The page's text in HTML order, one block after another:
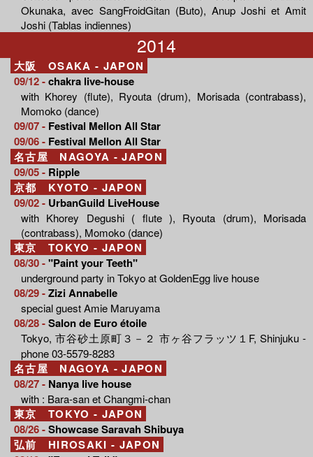
Okunaka, avec SangFroidGitan (Buto), Anup Joshi et Amit
Joshi (Tablas indiennes)
2014
大阪 OSAKA - JAPON
09/12 -chakra live-house
with Khorey (flute), Ryouta (drum), Morisada (contrabass),
Momoko (dance)
09/07 - Festival Mellon All Star
09/06 - Festival Mellon All Star
名古屋 NAGOYA - JAPON
09/05 - Ripple
京都 KYOTO - JAPON
09/02 - UrbanGuild LiveHouse
with Khorey Degushi ( flute ), Ryouta (drum), Morisada
(contrabass), Momoko (dance)
東京 TOKYO - JAPON
08/30 -"Paint your Teeth"
underground party in Tokyo at GoldenEgg live house
08/29 -Zizi Annabelle
special guest Amie Maruyama
08/28 -Salon de Euro étoile
Tokyo, 市谷砂土原町３－２ 市ヶ谷フラッツ１F, Shinjuku -
phone 03-5579-8283
名古屋 NAGOYA - JAPON
08/27 - Nanya live house
with : Bara-san et Changmi-chan
東京 TOKYO - JAPON
08/26 -Showcase Saravah Shibuya
弘前 HIROSAKI - JAPON